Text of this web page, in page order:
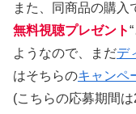
また、同商品の購入
無料視聴プレゼント
ようなので、まだデ
はそちらのキャンペ
(こちらの応募期間